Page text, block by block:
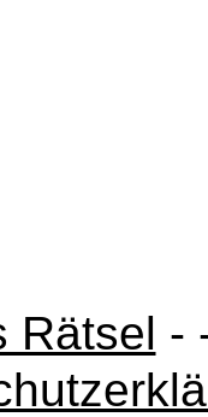
Rätsel -